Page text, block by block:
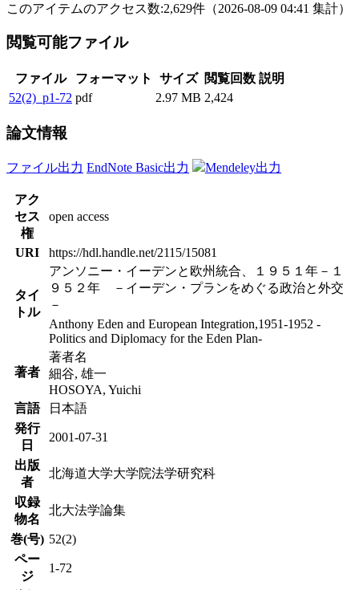
このアイテムのアクセス数:2,629件 （2026-08-09 04:41 集計）
閲覧可能ファイル
ファイル フォーマット サイズ 閲覧回数 説明
52(2)_p1-72 pdf 2.97 MB 2,424
論文情報
ファイル出力 EndNote Basic出力 Mendeley出力
アク
セス
権
open access
URI https://hdl.handle.net/2115/15081
タイ
トル
アンソニー・イーデンと欧州統合、１９５１年－１
９５２年 －イーデン・プランをめぐる政治と外交
－
Anthony Eden and European Integration,1951-1952 -
Politics and Diplomacy for the Eden Plan-
著者
著者名
細谷, 雄一
HOSOYA, Yuichi
言語
日本語
発行
日
2001-07-31
出版
者
北海道大学大学院法学研究科
収録
物名
北大法学論集
巻(号) 52(2)
ペー
ジ
1-72